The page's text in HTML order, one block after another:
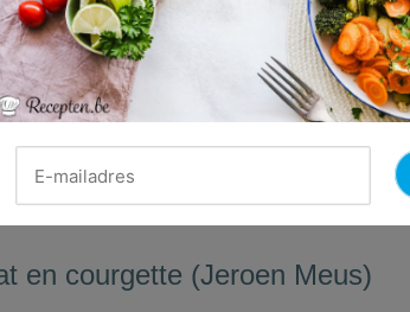
uit de
met tonijn.
tot
zonder
bovenal
en courgette (Jeroen Meus)